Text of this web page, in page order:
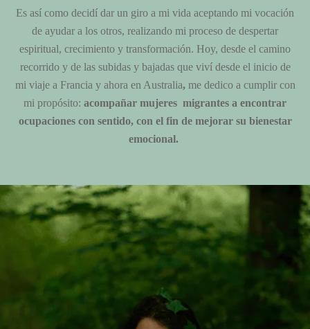
Es así como decidí dar un giro a mi vida aceptando mi vocación
de ayudar a los otros, realizando mi proceso de despertar
espiritual, crecimiento y transformación. Hoy, desde el camino
recorrido y de las subidas y bajadas que viví desde el inicio de
mi viaje a Francia y ahora en Australia,me dedico a cumplir con
mi propósito: acompañar mujeres migrantes a encontrar
ocupaciones con sentido, con el fin de mejorar su bienestar
emocional.